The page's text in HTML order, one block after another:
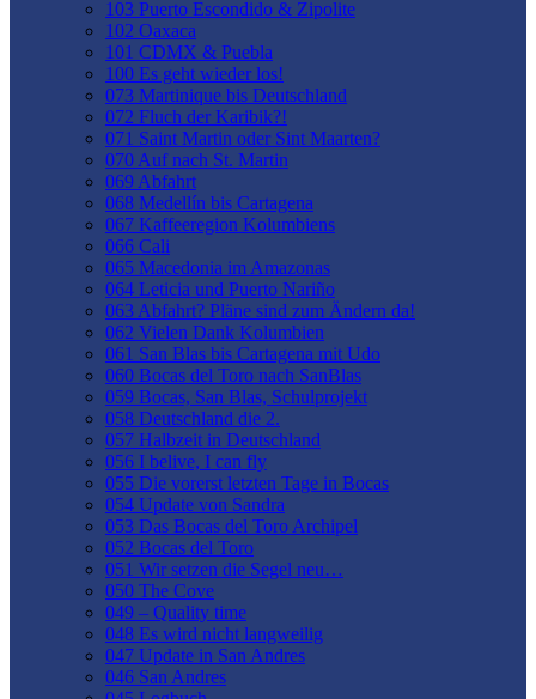
103 Puerto Escondido & Zipolite
102 Oaxaca
101 CDMX & Puebla
100 Es geht wieder los!
073 Martinique bis Deutschland
072 Fluch der Karibik?!
071 Saint Martin oder Sint Maarten?
070 Auf nach St. Martin
069 Abfahrt
068 Medellín bis Cartagena
067 Kaffeeregion Kolumbiens
066 Cali
065 Macedonia im Amazonas
064 Leticia und Puerto Nariño
063 Abfahrt? Pläne sind zum Ändern da!
062 Vielen Dank Kolumbien
061 San Blas bis Cartagena mit Udo
060 Bocas del Toro nach SanBlas
059 Bocas, San Blas, Schulprojekt
058 Deutschland die 2.
057 Halbzeit in Deutschland
056 I belive, I can fly
055 Die vorerst letzten Tage in Bocas
054 Update von Sandra
053 Das Bocas del Toro Archipel
052 Bocas del Toro
051 Wir setzen die Segel neu…
050 The Cove
049 – Quality time
048 Es wird nicht langweilig
047 Update in San Andres
046 San Andres